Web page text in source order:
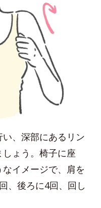
、深部にあるリン
ょう。椅子に座
イメージで、肩を
、後ろに4回、回し